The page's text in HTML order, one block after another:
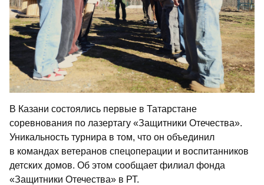
В Казани состоялись первые в Татарстане
соревнования по лазертагу «Защитники Отечества».
Уникальность турнира в том, что он объединил
в командах ветеранов спецоперации и воспитанников
детских домов. Об этом сообщает филиал фонда
«Защитники Отечества» в РТ.